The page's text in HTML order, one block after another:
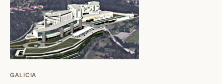
GALICIA